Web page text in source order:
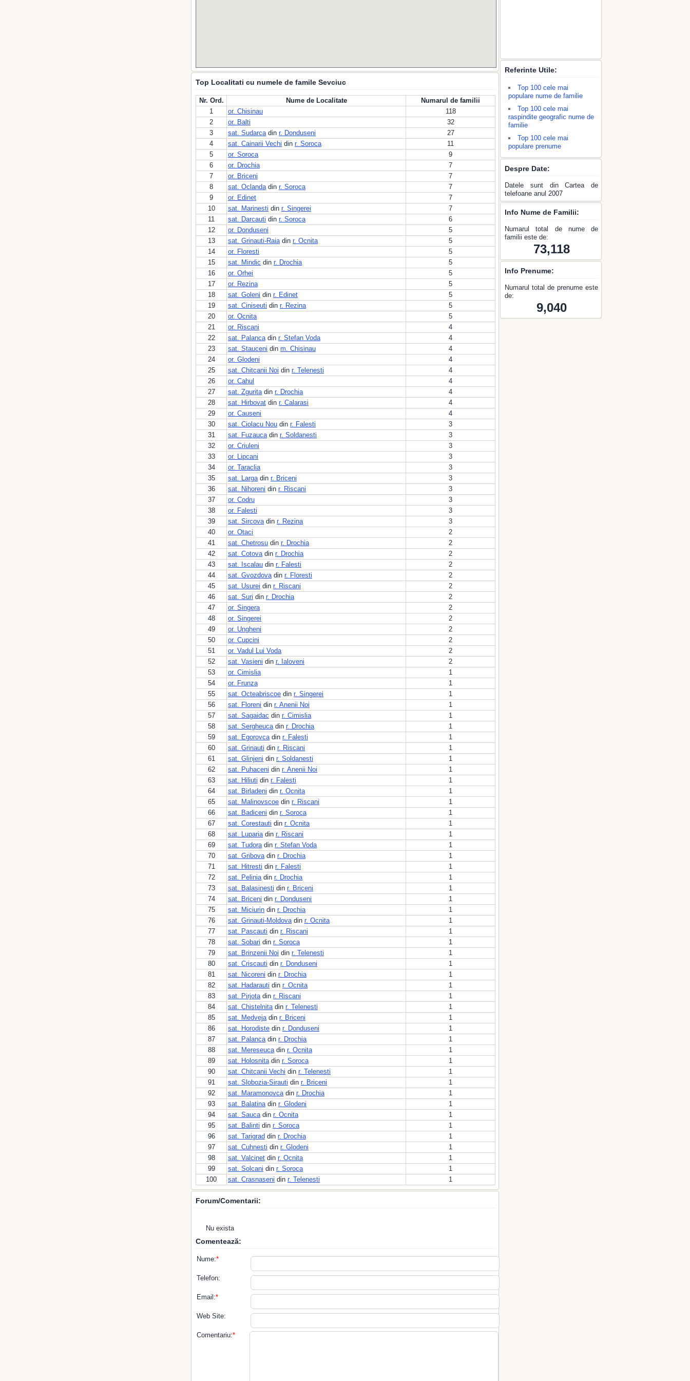
Top Localitati cu numele de famile Sevciuc
Nr. Ord. Nume de Localitate
Numarul de familii
1
or. Chisinau
118
2
or. Balti
32
3
sat. Sudarcadin r. Donduseni
27
4
sat. Cainarii Vechi din r. Soroca
11
5
or. Soroca
9
6
or. Drochia
7
7
or. Briceni
7
8
sat. Oclandadin r. Soroca
7
9
or. Edinet
7
10
sat. Marinesti din r. Singerei
7
11
sat. Darcauti din r. Soroca
6
12
or. Donduseni
5
13
sat. Grinauti-Raiadin r. Ocnita
5
14
or. Floresti
5
15
sat. Mindic din r. Drochia
5
16
or. Orhei
5
17
or. Rezina
5
18
sat. Goleni din r. Edinet
5
19
sat. Ciniseuti din r. Rezina
5
20
or. Ocnita
5
21
or. Riscani
4
22
sat. Palancadin r. Stefan Voda
4
23
sat. Stauceni din m. Chisinau
4
24
or. Glodeni
4
25
sat. Chitcanii Noi din r. Telenesti
4
26
or. Cahul
4
27
sat. Zguritadin r. Drochia
4
28
sat. Hirbovat din r. Calarasi
4
29
or. Causeni
4
30
sat. Ciolacu Nou din r. Falesti
3
31
sat. Fuzaucadin r. Soldanesti
3
32
or. Criuleni
3
33
or. Lipcani
3
34
or. Taraclia
3
35
sat. Largadin r. Briceni
3
36
sat. Nihoreni din r. Riscani
3
37
or. Codru
3
38
or. Falesti
3
39
sat. Sircovadin r. Rezina
3
40
or. Otaci
2
41
sat. Chetrosu din r. Drochia
2
42
sat. Cotovadin r. Drochia
2
43
sat. Iscalau din r. Falesti
2
44
sat. Gvozdovadin r. Floresti
2
45
sat. Usurei din r. Riscani
2
46
sat. Suri din r. Drochia
2
47
or. Singera
2
48
or. Singerei
2
49
or. Ungheni
2
50
or. Cupcini
2
51
or. Vadul Lui Voda
2
52
sat. Vasieni din r. Ialoveni
2
53
or. Cimislia
1
54
or. Frunza
1
55
sat. Octeabriscoe din r. Singerei
1
56
sat. Floreni din r. Anenii Noi
1
57
sat. Sagaidac din r. Cimislia
1
58
sat. Sergheucadin r. Drochia
1
59
sat. Egorovcadin r. Falesti
1
60
sat. Grinauti din r. Riscani
1
61
sat. Glinjeni din r. Soldanesti
1
62
sat. Puhaceni din r. Anenii Noi
1
63
sat. Hiliuti din r. Falesti
1
64
sat. Birladeni din r. Ocnita
1
65
sat. Malinovscoe din r. Riscani
1
66
sat. Badiceni din r. Soroca
1
67
sat. Corestauti din r. Ocnita
1
68
sat. Lupariadin r. Riscani
1
69
sat. Tudoradin r. Stefan Voda
1
70
sat. Gribovadin r. Drochia
1
71
sat. Hitresti din r. Falesti
1
72
sat. Peliniadin r. Drochia
1
73
sat. Balasinesti din r. Briceni
1
74
sat. Briceni din r. Donduseni
1
75
sat. Miciurin din r. Drochia
1
76
sat. Grinauti-Moldovadin r. Ocnita
1
77
sat. Pascauti din r. Riscani
1
78
sat. Sobari din r. Soroca
1
79
sat. Brinzenii Noi din r. Telenesti
1
80
sat. Criscauti din r. Donduseni
1
81
sat. Nicoreni din r. Drochia
1
82
sat. Hadarauti din r. Ocnita
1
83
sat. Pirjotadin r. Riscani
1
84
sat. Chistelnitadin r. Telenesti
1
85
sat. Medvejadin r. Briceni
1
86
sat. Horodiste din r. Donduseni
1
87
sat. Palancadin r. Drochia
1
88
sat. Mereseucadin r. Ocnita
1
89
sat. Holosnitadin r. Soroca
1
90
sat. Chitcanii Vechi din r. Telenesti
1
91
sat. Slobozia-Sirauti din r. Briceni
1
92
sat. Maramonovcadin r. Drochia
1
93
sat. Balatinadin r. Glodeni
1
94
sat. Saucadin r. Ocnita
1
95
sat. Balinti din r. Soroca
1
96
sat. Tarigrad din r. Drochia
1
97
sat. Cuhnesti din r. Glodeni
1
98
sat. Valcinet din r. Ocnita
1
99
sat. Solcani din r. Soroca
1
100
sat. Crasnaseni din r. Telenesti 1
Forum/Comentarii:
Nu exista
Comentează:
Nume:*
Telefon:
Email:*
Web Site:
Comentariu:*
Referinte Utile:
Top 100 cele mai
populare nume de familie
Top 100 cele mai
raspindite geografic nume de
familie
Top 100 cele mai
populare prenume
Despre Date:
Datele sunt din Cartea de
telefoane anul 2007
Info Nume de Familii:
Numarul total de nume de
familii este de:
73,118
Info Prenume:
Numarul total de prenume este
de:
9,040